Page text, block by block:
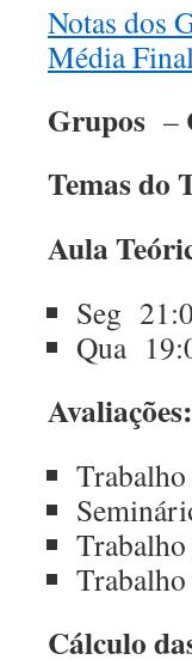
Notas dos
Média
Grupos –
Temas do
Aula
Seg
Qua
Avaliações:
Cálculo